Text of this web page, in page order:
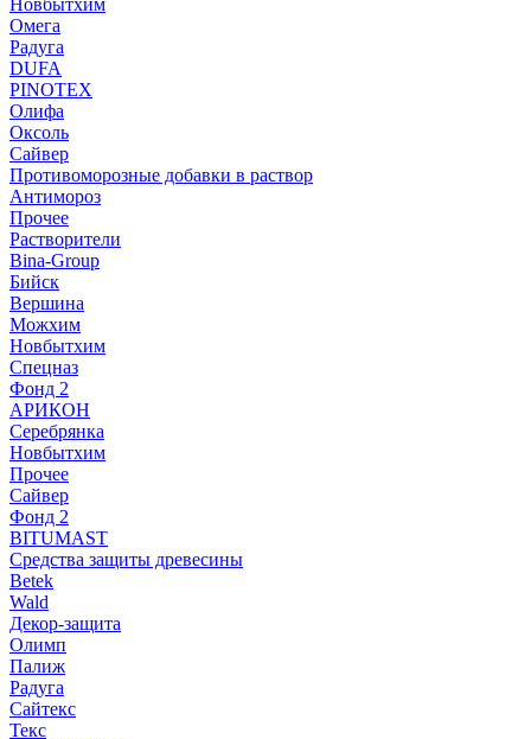
Новбытхим
Омега
Радуга
DUFA
PINOTEX
Олифа
Оксоль
Сайвер
Противоморозные добавки в раствор
Антимороз
Прочее
Растворители
Bina-Group
Бийск
Вершина
Можхим
Новбытхим
Спецназ
Фонд 2
АРИКОН
Серебрянка
Новбытхим
Прочее
Сайвер
Фонд 2
BITUMAST
Средства защиты древесины
Betek
Wald
Декор-защита
Олимп
Палиж
Радуга
Сайтекс
Текс